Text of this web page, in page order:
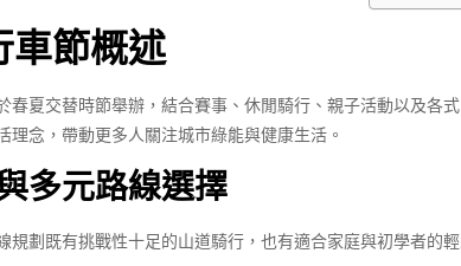
車節概述
春夏交替時節舉辦，結合賽事、休閒騎行、親子活動以及各
理念，帶動更多人關注城市綠能與健康生活。
多元路線選擇
規劃既有挑戰性十足的山道騎行，也有適合家庭與初學者的